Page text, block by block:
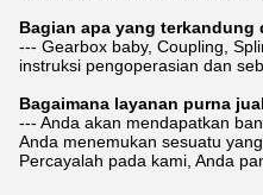
Bagian apa yang terkandung
--- Gearbox baby, Coupling,
instruksi pengoperasian dan
Bagaimana layanan purna
--- Anda akan mendapatkan
Anda menemukan sesuatu
Percayalah pada kami, Anda